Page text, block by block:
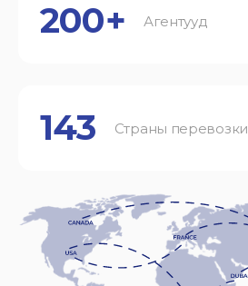
200+ Агентууд
143 Страны перевозки